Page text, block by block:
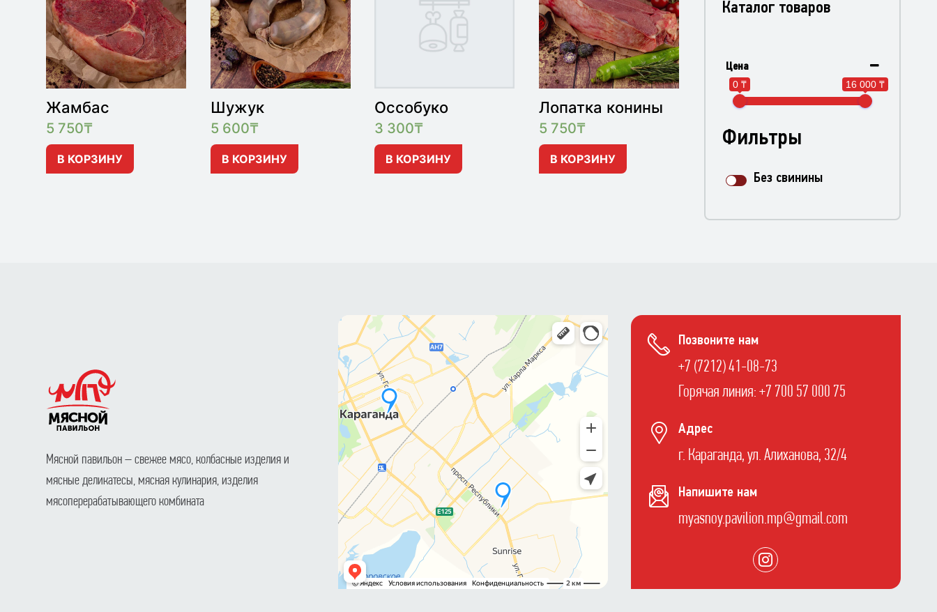
Жамбас
5 750₸
В КОРЗИНУ
Шужук
5 600₸
В КОРЗИНУ
Оссобуко
3 300₸
В КОРЗИНУ
Лопатка конины
5 750₸
В КОРЗИНУ
Каталог товаров
Цена
0 ₸ 16 000 ₸
Фильтры
Без свинины
Мясной павильон – свежее мясо, колбасные изделия и
мясные деликатесы, мясная кулинария, изделия
мясоперерабатывающего комбината
Позвоните нам
+7 (7212) 41-08-73
Горячая линия: +7 700 57 000 75
Адрес
г. Караганда, ул. Алиханова, 32/4
Напишите нам
myasnoy.pavilion.mp@gmail.com